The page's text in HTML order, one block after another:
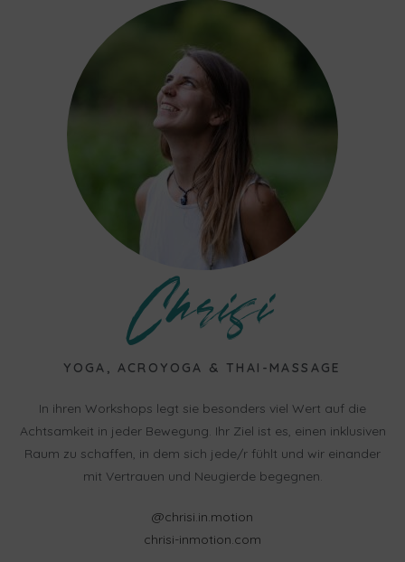
Chrisi
YOGA, ACROYOGA & THAI-MASSAGE
In ihren Workshops legt sie besonders viel Wert auf die
Achtsamkeit in jeder Bewegung. Ihr Ziel ist es, einen inklusiven
Raum zu schaffen, in dem sich jede/r fühlt und wir einander
mit Vertrauen und Neugierde begegnen.
@chrisi.in.motion
chrisi-inmotion.com